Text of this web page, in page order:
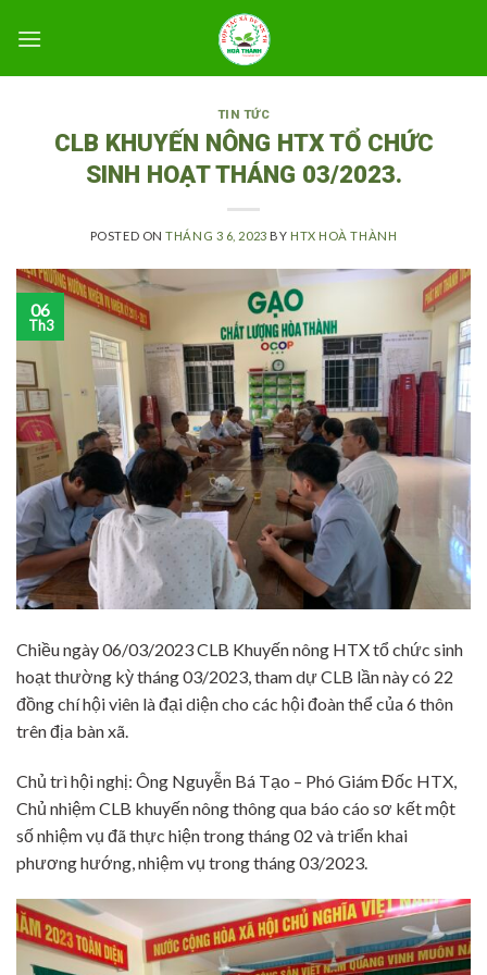
TIN TỨC
CLB KHUYẾN NÔNG HTX TỔ CHỨC
SINH HOẠT THÁNG 03/2023.
POSTED ONTHÁNG 3 6, 2023 BY HTX HOÀ THÀNH
06
Th3
Chiều ngày 06/03/2023 CLB Khuyến nông HTX tổ chức sinh
hoạt thường kỳ tháng 03/2023, tham dự CLB lần này có 22
đồng chí hội viên là đại diện cho các hội đoàn thể của 6 thôn
trên địa bàn xã.
Chủ trì hội nghị: Ông Nguyễn Bá Tạo – Phó Giám Đốc HTX,
Chủ nhiệm CLB khuyến nông thông qua báo cáo sơ kết một
số nhiệm vụ đã thực hiện trong tháng 02 và triển khai
phương hướng, nhiệm vụ trong tháng 03/2023.